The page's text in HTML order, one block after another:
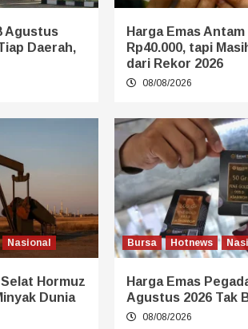
Agustus
Daerah,
Harga Emas Antam
Rp40.000, tapi
dari Rekor 2026
08/08/2026
Nasional
Hormuz
Dunia
Bursa Hotnews
Harga Emas
Agustus 2026 Tak
08/08/2026